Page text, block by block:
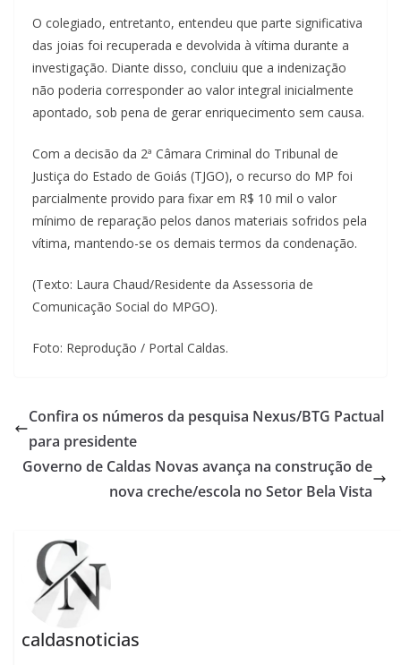
O colegiado, entretanto, entendeu que parte significativa
das joias foi recuperada e devolvida à vítima durante a
investigação. Diante disso, concluiu que a indenização
não poderia corresponder ao valor integral inicialmente
apontado, sob pena de gerar enriquecimento sem causa.
Com a decisão da 2ª Câmara Criminal do Tribunal de
Justiça do Estado de Goiás (TJGO), o recurso do MP foi
parcialmente provido para fixar em R$ 10 mil o valor
mínimo de reparação pelos danos materiais sofridos pela
vítima, mantendo-se os demais termos da condenação.
(Texto: Laura Chaud/Residente da Assessoria de
Comunicação Social do MPGO).
Foto: Reprodução / Portal Caldas.
Confira os números da pesquisa Nexus/BTG Pactual
para presidente
Governo de Caldas Novas avança na construção de
nova creche/escola no Setor Bela Vista
caldasnoticias